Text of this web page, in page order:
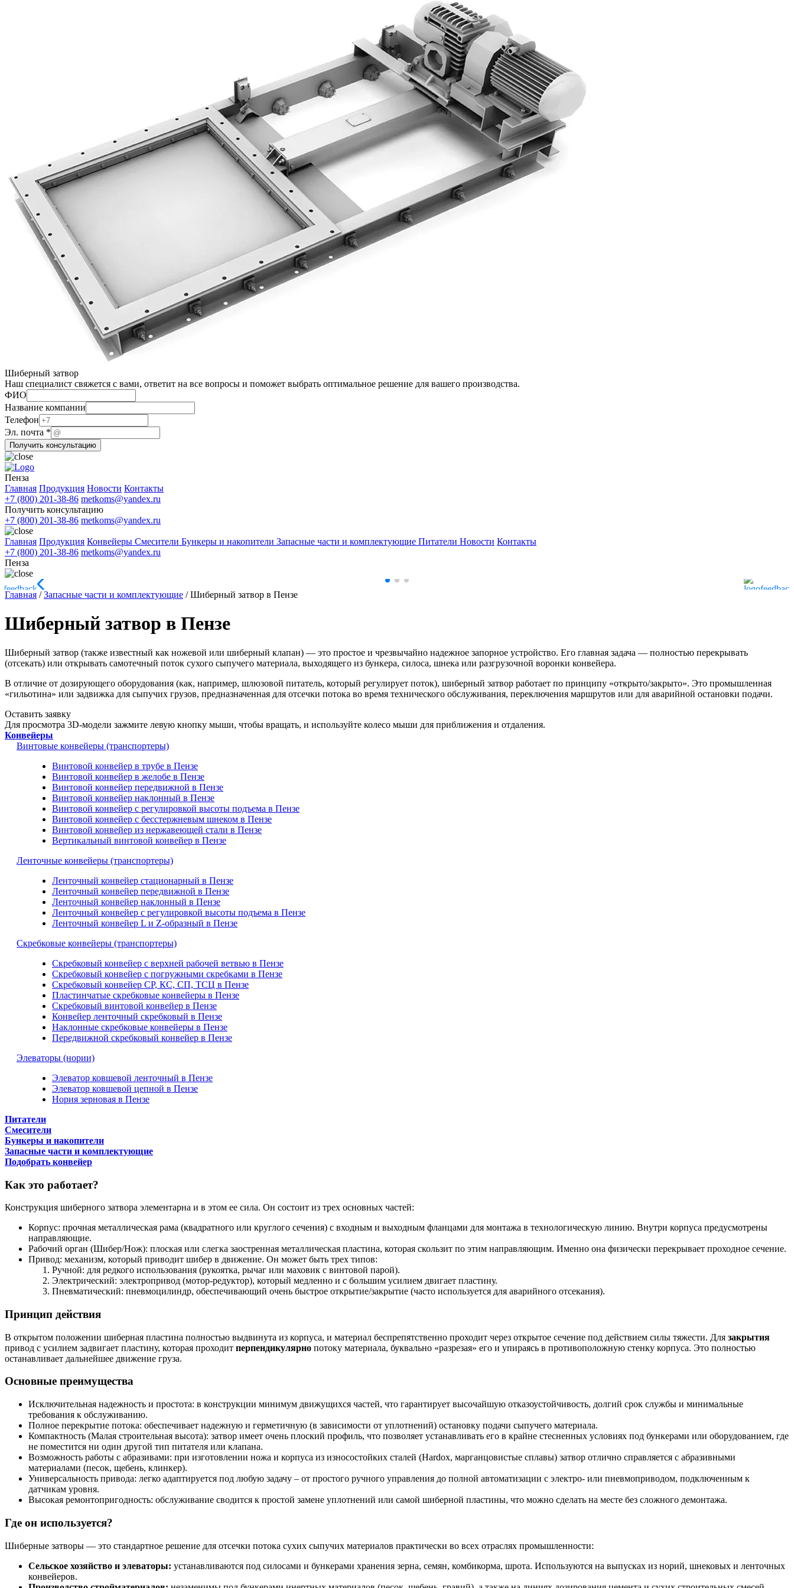
Шиберный затвор
Наш специалист свяжется с вами, ответит на все вопросы и поможет выбрать оптимальное решение для вашего производства.
ФИО
Название компании
Название
ФИО
Телефон
Телефон
Эл. почта *
Получить консультацию
Пенза
Главная Продукция Новости Контакты
+7 (800) 201-38-86 metkoms@yandex.ru
Получить консультацию
+7 (800) 201-38-86 metkoms@yandex.ru
Главная Продукция Конвейеры Смесители Бункеры и накопители Запасные части и комплектующие Питатели Новости Контакты
+7 (800) 201-38-86 metkoms@yandex.ru
Пенза
Главная /Запасные части и комплектующие /Шиберный затвор в Пензе
Шиберный затвор в Пензе
Шиберный затвор (также известный как ножевой или шиберный клапан) — это простое и чрезвычайно надежное запорное устройство. Его главная задача — полностью перекрывать
(отсекать) или открывать самотечный поток сухого сыпучего материала, выходящего из бункера, силоса, шнека или разгрузочной воронки конвейера.
В отличие от дозирующего оборудования (как, например, шлюзовой питатель, который регулирует поток), шиберный затвор работает по принципу «открыто/закрыто». Это промышленная
«гильотина» или задвижка для сыпучих грузов, предназначенная для отсечки потока во время технического обслуживания, переключения маршрутов или для аварийной остановки подачи.
Оставить заявку
Для просмотра 3D-модели зажмите левую кнопку мыши, чтобы вращать, и используйте колесо мыши для приближения и отдаления.
Конвейеры
Винтовые конвейеры (транспортеры)
Винтовой конвейер в трубе в Пензе
Винтовой конвейер в желобе в Пензе
Винтовой конвейер передвижной в Пензе
Винтовой конвейер наклонный в Пензе
Винтовой конвейер с регулировкой высоты подъема в Пензе
Винтовой конвейер с бесстержневым шнеком в Пензе
Винтовой конвейер из нержавеющей стали в Пензе
Вертикальный винтовой конвейер в Пензе
Ленточные конвейеры (транспортеры)
Ленточный конвейер стационарный в Пензе
Ленточный конвейер передвижной в Пензе
Ленточный конвейер наклонный в Пензе
Ленточный конвейер с регулировкой высоты подъема в Пензе
Ленточный конвейер L и Z-образный в Пензе
Скребковые конвейеры (транспортеры)
Скребковый конвейер с верхней рабочей ветвью в Пензе
Скребковый конвейер с погружными скребками в Пензе
Скребковый конвейер СР, КС, СП, ТСЦ в Пензе
Пластинчатые скребковые конвейеры в Пензе
Скребковый винтовой конвейер в Пензе
Конвейер ленточный скребковый в Пензе
Наклонные скребковые конвейеры в Пензе
Передвижной скребковый конвейер в Пензе
Элеваторы (нории)
Элеватор ковшевой ленточный в Пензе
Элеватор ковшевой цепной в Пензе
Нория зерновая в Пензе
Питатели
Смесители
Бункеры и накопители
Запасные части и комплектующие
Подобрать конвейер
Как это работает?
Конструкция шиберного затвора элементарна и в этом ее сила. Он состоит из трех основных частей:
Корпус: прочная металлическая рама (квадратного или круглого сечения) с входным и выходным фланцами для монтажа в технологическую линию. Внутри корпуса предусмотрены
направляющие.
Рабочий орган (Шибер/Нож): плоская или слегка заостренная металлическая пластина, которая скользит по этим направляющим. Именно она физически перекрывает проходное сечение.
Привод: механизм, который приводит шибер в движение. Он может быть трех типов:
Ручной: для редкого использования (рукоятка, рычаг или маховик с винтовой парой).
Электрический: электропривод (мотор-редуктор), который медленно и с большим усилием двигает пластину.
Пневматический: пневмоцилиндр, обеспечивающий очень быстрое открытие/закрытие (часто используется для аварийного отсекания).
Принцип действия
В открытом положении шиберная пластина полностью выдвинута из корпуса, и материал беспрепятственно проходит через открытое сечение под действием силы тяжести. Для закрытия
привод с усилием задвигает пластину, которая проходит перпендикулярно потоку материала, буквально «разрезая» его и упираясь в противоположную стенку корпуса. Это полностью
останавливает дальнейшее движение груза.
Основные преимущества
Исключительная надежность и простота: в конструкции минимум движущихся частей, что гарантирует высочайшую отказоустойчивость, долгий срок службы и минимальные
требования к обслуживанию.
Полное перекрытие потока: обеспечивает надежную и герметичную (в зависимости от уплотнений) остановку подачи сыпучего материала.
Компактность (Малая строительная высота): затвор имеет очень плоский профиль, что позволяет устанавливать его в крайне стесненных условиях под бункерами или оборудованием, где
не поместится ни один другой тип питателя или клапана.
Возможность работы с абразивами: при изготовлении ножа и корпуса из износостойких сталей (Hardox, марганцовистые сплавы) затвор отлично справляется с абразивными
материалами (песок, щебень, клинкер).
Универсальность привода: легко адаптируется под любую задачу – от простого ручного управления до полной автоматизации с электро- или пневмоприводом, подключенным к
датчикам уровня.
Высокая ремонтопригодность: обслуживание сводится к простой замене уплотнений или самой шиберной пластины, что можно сделать на месте без сложного демонтажа.
Где он используется?
Шиберные затворы — это стандартное решение для отсечки потока сухих сыпучих материалов практически во всех отраслях промышленности:
Сельское хозяйство и элеваторы: устанавливаются под силосами и бункерами хранения зерна, семян, комбикорма, шрота. Используются на выпусках из норий, шнековых и ленточных
конвейеров.